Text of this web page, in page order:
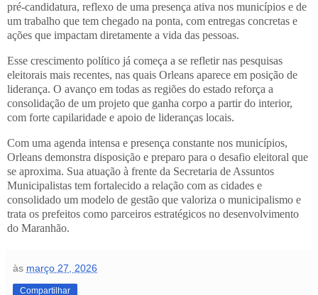
pré-candidatura, reflexo de uma presença ativa nos municípios e de
um trabalho que tem chegado na ponta, com entregas concretas e
ações que impactam diretamente a vida das pessoas.
Esse crescimento político já começa a se refletir nas pesquisas
eleitorais mais recentes, nas quais Orleans aparece em posição de
liderança. O avanço em todas as regiões do estado reforça a
consolidação de um projeto que ganha corpo a partir do interior,
com forte capilaridade e apoio de lideranças locais.
Com uma agenda intensa e presença constante nos municípios,
Orleans demonstra disposição e preparo para o desafio eleitoral que
se aproxima. Sua atuação à frente da Secretaria de Assuntos
Municipalistas tem fortalecido a relação com as cidades e
consolidado um modelo de gestão que valoriza o municipalismo e
trata os prefeitos como parceiros estratégicos no desenvolvimento
do Maranhão.
às março 27, 2026
Compartilhar